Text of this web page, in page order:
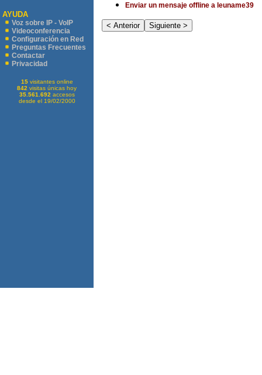
AYUDA
Voz sobre IP - VoIP
Videoconferencia
Configuración en Red
Preguntas Frecuentes
Contactar
Privacidad
15visitantes online
842 visitas únicas hoy
35.561.692 accesos
desde el 19/02/2000
Enviar un mensaje offline a leuname39